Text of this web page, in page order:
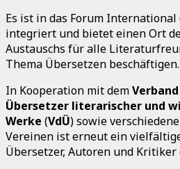
Es ist in das Forum International
integriert und bietet einen Ort
Austauschs für alle
Thema Übersetzen beschäftigen.
In Kooperation mit dem
Übersetzer literarischer und
Werke (VdÜ) sowie
Vereinen ist erneut ein
Übersetzer, Autoren und Kritiker